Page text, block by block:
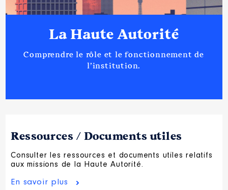
La Haute Autorité
Comprendre le rôle et le fonctionnement de
l’institution.
Ressources / Documents utiles
Consulter les ressources et documents utiles relatifs
aux missions de la Haute Autorité.
En savoir plus